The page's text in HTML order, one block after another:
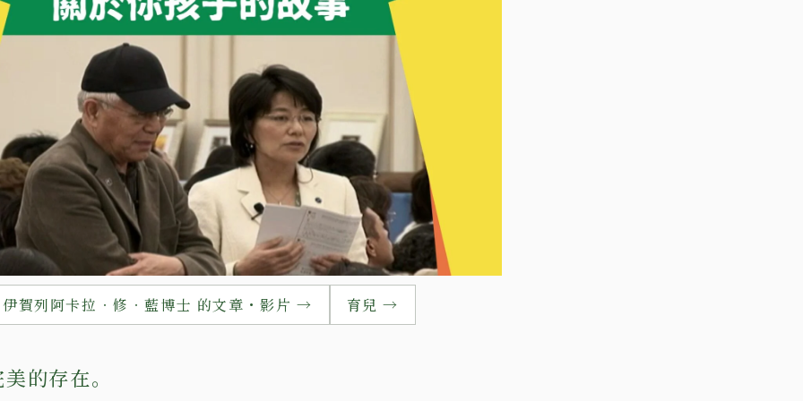
伊賀列阿卡拉‧修‧藍博士 的文章・影片 → 育兒 →
的存在。